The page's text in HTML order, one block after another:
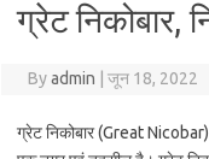
ग्रेट निकोबार,
Byadmin जून 18, 2022
ग्रेट निकोबार (Great